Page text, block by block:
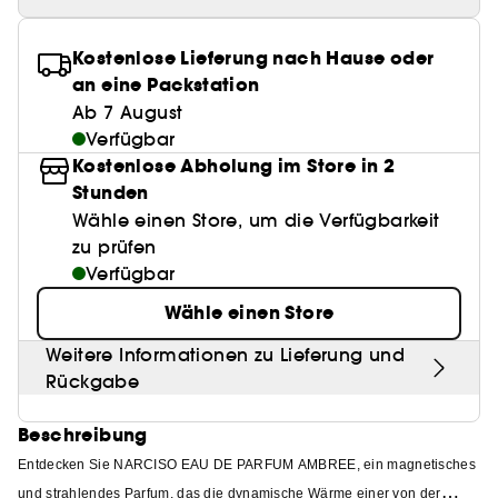
Paletten
Lashes
Eyeliner
Nagelknipser
Mattierendes Papier
Alles anzeigen
Make it last
Skincare meets Makeup
Make-up Routine
Make-up Must-haves
Find your favourite finish
Instant Lip Love
Rötungen
Pigmentflecken
Poren
Alles anzeigen
Skincare meets Makeup
Skin Longevity
Self-Care Moment
Hol dir den Glow!
Hautpflege unter 30 €
Clinical Skincare
Holziger Duft
Würziger Duft
Parfums unter 50 €
Duft Layering
Parfum-Highlights
Duft Neuheiten
Düfte der Saison
Feuchtigkeit
Sonnenschutz
Glanz & Glättung
Gefärbtes Haar
High-Performance Haarpflege
Hair Styling
Hair back to School
Kopfhautpflege
Haarpflege unter 25€
Haarpflege Beststeller
Clean Parfum
Clean Haarpflege
Make-up
Hautpflege
Best Skin Ever Shade Finder
Kostenlose Lieferung nach Hause oder
an eine Packstation
Ab 7 August
Verfügbar
Kostenlose Abholung im Store in 2
Stunden
Wähle einen Store, um die Verfügbarkeit
zu prüfen
Verfügbar
Wähle einen Store
Weitere Informationen zu Lieferung und
Rückgabe
Beschreibung
Entdecken Sie NARCISO EAU DE PARFUM AMBREE, ein magnetisches
und strahlendes Parfum, das die dynamische Wärme einer von der